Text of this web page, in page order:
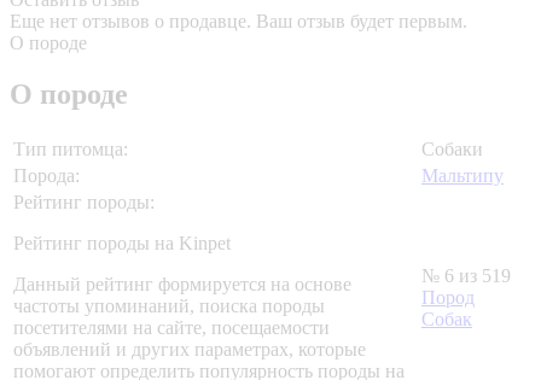
Еще нет отзывов о продавце. Ваш отзыв будет первым.
О породе
О породе
Тип питомца:
Собаки
Порода:
Мальтипу
Рейтинг породы:
Рейтинг породы на Kinpet
Данный рейтинг формируется на основе
частоты упоминаний, поиска породы
посетителями на сайте, посещаемости
объявлений и других параметрах, которые
помогают определить популярность породы на
№ 6 из 519
Пород
Собак